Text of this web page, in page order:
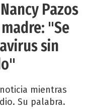
Pazos
"Se
sin
mientras
Su palabra.